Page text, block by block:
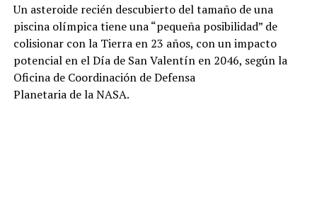
Un asteroide recién descubierto del tamaño de una
piscina olímpica tiene una “pequeña posibilidad” de
colisionar con la Tierra en 23 años, con un impacto
potencial en el Día de San Valentín en 2046, según la
Oficina de Coordinación de Defensa
Planetaria de la NASA.